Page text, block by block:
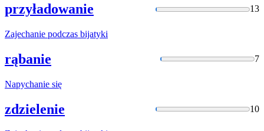
przyładowanie 13
Zajechanie podczas bijatyki
rąbanie 7
Napychanie się
zdzielenie 10